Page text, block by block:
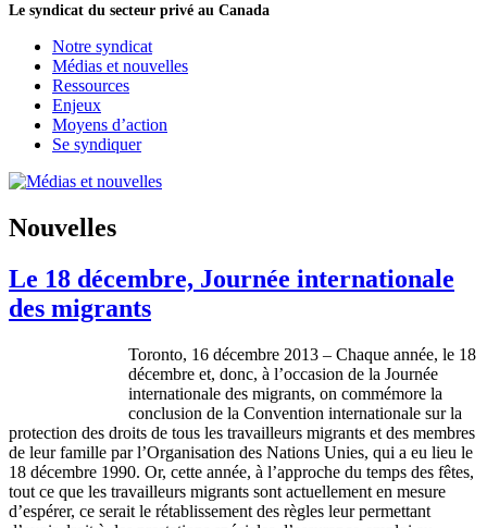
Le syndicat du secteur privé au Canada
Notre syndicat
Médias et nouvelles
Ressources
Enjeux
Moyens d’action
Se syndiquer
Nouvelles
Le 18 décembre, Journée internationale
des migrants
Toronto, 16 décembre 2013 – Chaque année, le 18
décembre et, donc, à l’occasion de la Journée
internationale des migrants, on commémore la
conclusion de la Convention internationale surla
protection des droits de tous les travailleurs migrants et des membres
de leur famille parl’Organisation des Nations Unies, qui a eu lieu le
18 décembre 1990. Or, cette année, à l’approche du temps des fêtes,
tout ce que les travailleurs migrants sont actuellement en mesure
d’espérer, ce serait le rétablissement des règles leur permettant